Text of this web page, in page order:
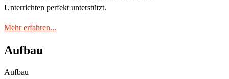
Unterrichten perfekt unterstützt.
Mehr erfahren...
Aufbau
Aufbau